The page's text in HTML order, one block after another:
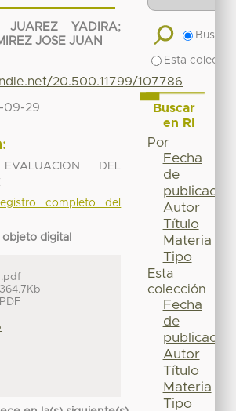
JUAREZ YADIRA;
JOSE JUAN
20.500.11799/107786
09-29
DEL
completo del
digital
364.7Kb
PDF
Buscar
Esta
Buscar
en RI
Por
Fecha
de
publicación
Autor
Título
Materia
Tipo
Esta
colección
Fecha
de
publicación
Autor
Título
Materia
Tipo